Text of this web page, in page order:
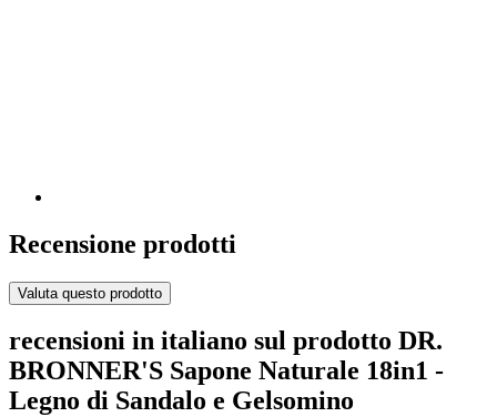
Recensione prodotti
Valuta questo prodotto
recensioni in italiano sul prodotto DR.
BRONNER'S Sapone Naturale 18in1 -
Legno di Sandalo e Gelsomino